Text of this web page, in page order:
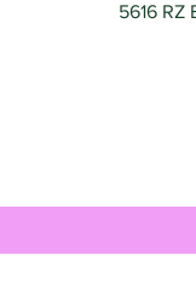
5616 RZ